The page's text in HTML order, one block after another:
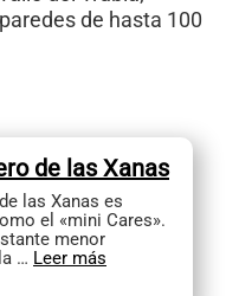
de hasta 100
de las Xanas
las Xanas es
el «mini Cares».
menor
… Leer más